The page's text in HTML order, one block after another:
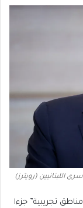
اللبنانيين (رويترز)
تجريبية” جزءا